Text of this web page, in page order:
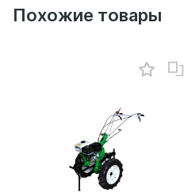
Похожие товары